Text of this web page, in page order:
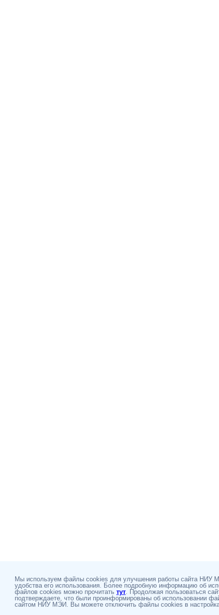
Мы используем файлы cookies для улучшения работы сайта НИУ
удобства его использования. Более подробную информацию об
файлов cookies можно прочитать тут. Продолжая пользоваться
подтверждаете, что были проинформированы об использовании
сайтом НИУ МЭИ. Вы можете отключить файлы cookies в